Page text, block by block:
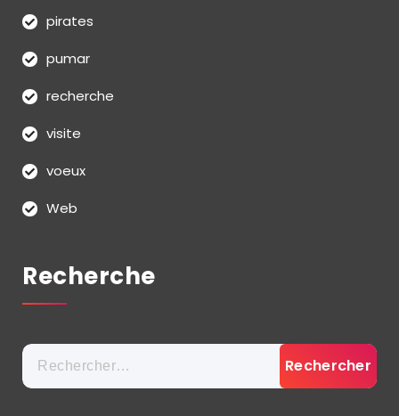
pirates
pumar
recherche
visite
voeux
Web
Recherche
Rechercher :